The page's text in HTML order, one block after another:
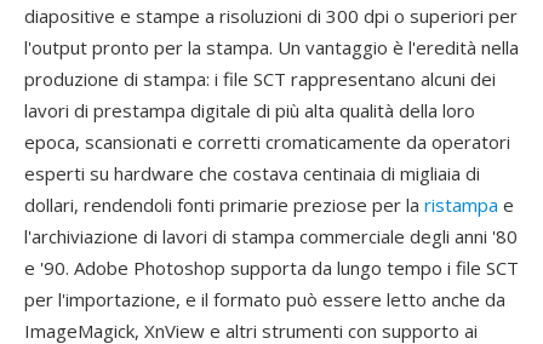
diapositive e stampe a risoluzioni di 300 dpi o superiori per
l'output pronto per la stampa. Un vantaggio è l'eredità nella
produzione di stampa: i file SCT rappresentano alcuni dei
lavori di prestampa digitale di più alta qualità della loro
epoca, scansionati e corretti cromaticamente da operatori
esperti su hardware che costava centinaia di migliaia di
dollari, rendendoli fonti primarie preziose per la ristampa e
l'archiviazione di lavori di stampa commerciale degli anni '80
e '90. Adobe Photoshop supporta da lungo tempo i file SCT
per l'importazione, e il formato può essere letto anche da
ImageMagick, XnView e altri strumenti con supporto ai